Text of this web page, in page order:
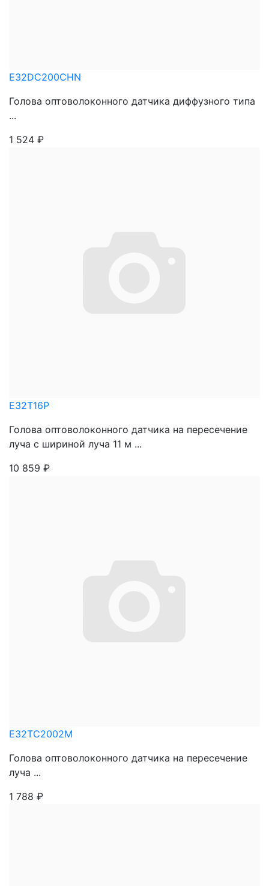
E32DC200CHN
Голова оптоволоконного датчика диффузного типа
...
1 524 ₽
E32T16P
Голова оптоволоконного датчика на пересечение
луча с шириной луча 11 м ...
10 859 ₽
E32TC2002M
Голова оптоволоконного датчика на пересечение
луча ...
1 788 ₽